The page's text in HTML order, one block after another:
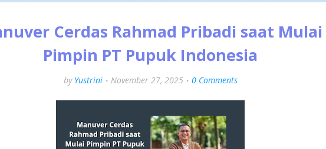
Cerdas Rahmad Pribadi saat Mulai
Pimpin PT Pupuk Indonesia
by Yustrini November 27, 2025 0 Comments